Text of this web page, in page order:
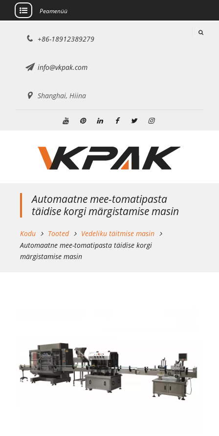
Peamenüü
+86-18912389279
info@vkpak.com
Shanghai, Hiina
Automaatne mee-tomatipasta
täidise korgi märgistamise masin
Kodu Tooted
Vedeliku täitmise masin
Automaatne mee-tomatipasta täidise korgi
märgistamise masin